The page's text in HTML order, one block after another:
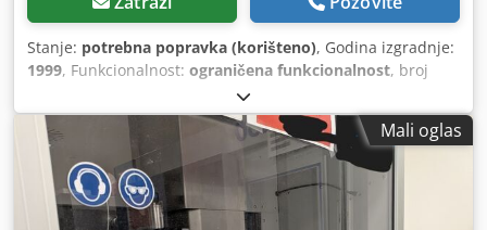
Stanje: potrebna popravka (korišteno), Godina izgradnje:
1999, Funkcionalnost: ograničena funkcionalnost, broj
FSS 400 / 20041
mm, dužina pomaka Y osi:345 mm, dužina pomaka Z ose:
400 mm
, ukupna masa: 4.100 kg, Mali oglas